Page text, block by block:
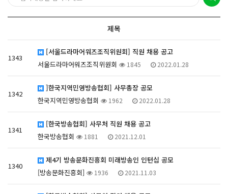
제목
1343
[서울드라마어워즈조직위원회] 직원 채용 공고
서울드라마어워즈조직위원회
1845 2022.01.28
1342
]한국지역민영방송협회] 사무총장 공모
한국지역민영방송협회
1962 2022.01.28
1341
[한국방송협회] 사무처 직원 채용 공고
한국방송협회
1881 2021.12.01
1340
제4기 방송문화진흥회 미래방송인 인턴십 공모
[방송문화진흥회]
1936 2021.11.03